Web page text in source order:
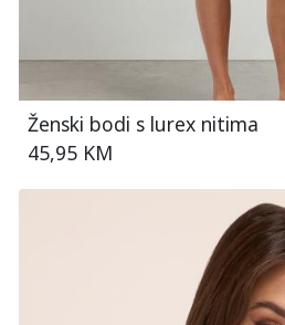
Ženski bodi s lurex nitima
45,95 KM